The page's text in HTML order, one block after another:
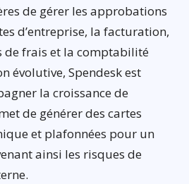
de gérer les approbations
d’entreprise, la facturation,
de frais et la comptabilité
évolutive, Spendesk est
la croissance de
de générer des cartes
et plafonnées pour un
ainsi les risques de